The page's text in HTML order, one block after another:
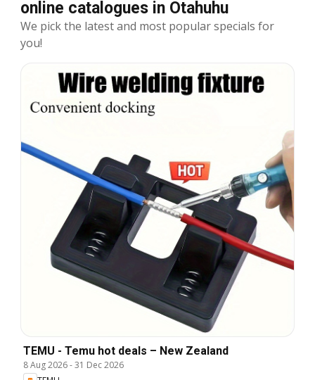
online catalogues in Otahuhu
We pick the latest and most popular specials for
you!
TEMU - Temu hot deals – New Zealand
8 Aug 2026-31 Dec 2026